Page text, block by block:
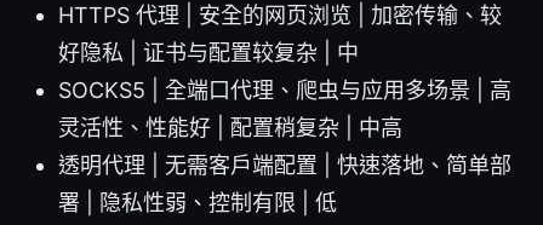
HTTPS 代理 | 安全的网页浏览 | 加密传输、较
好隐私 | 证书与配置较复杂 | 中
SOCKS5 | 全端口代理、爬虫与应用多场景 | 高
灵活性、性能好 | 配置稍复杂 | 中高
透明代理 | 无需客户端配置 | 快速落地、简单部
署 | 隐私性弱、控制有限 | 低